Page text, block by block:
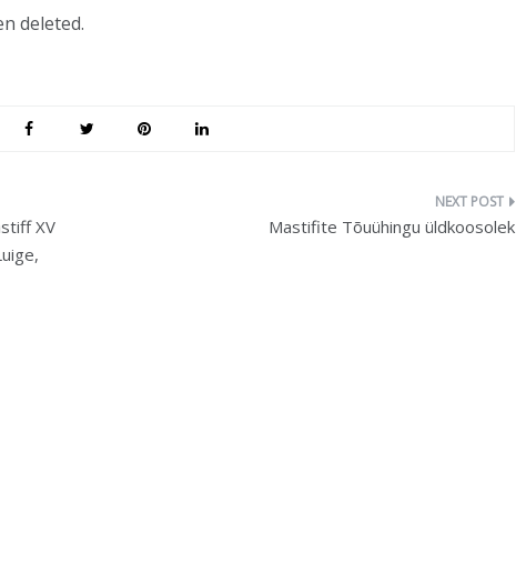
deleted.
XV
Mastifite Tõuühingu üldkoosolek